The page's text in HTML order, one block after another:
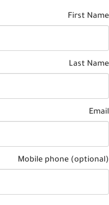
First
Last
Mobile phone